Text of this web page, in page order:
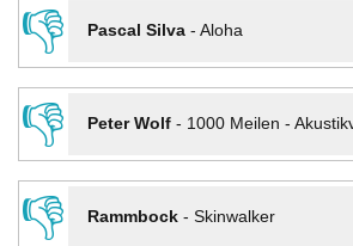
👎
Pascal Silva- Aloha
👎
Peter Wolf- 1000 Meilen -
👎
Rammbock- Skinwalker